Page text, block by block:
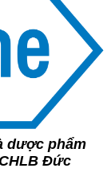
dược phẩm
Đức